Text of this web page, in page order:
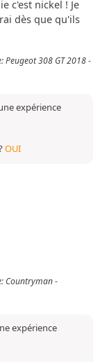
c'est nickel ! Je
dès que qu'ils
Peugeot 308 GT 2018 -
expérience
OUI
Countryman -
expérience